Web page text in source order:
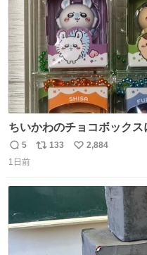
ちいかわのチョコボック
かった😭
返
信
5
リ
ト
133
い
2,884
1日前